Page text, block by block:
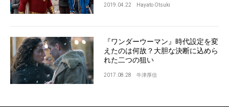
2019.04.22 Hayato Otsuki
『ワンダーウーマン』時代設定を変
えたのは何故？大胆な決断に込めら
れた二つの狙い
2017.08.28 牛津厚信